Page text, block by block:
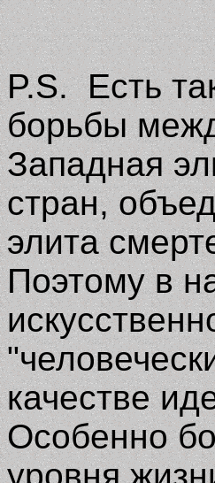
P.S.Есть
борьбы
Западная
стран,
элита
Поэтому в
качестве
Особенно